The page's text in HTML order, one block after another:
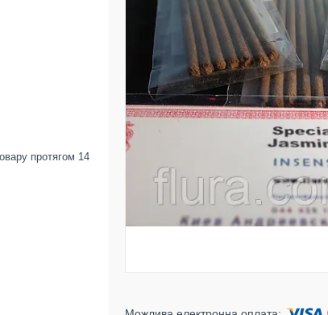
протягом 14